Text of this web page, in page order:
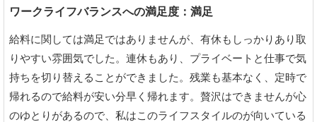
ワークライフバランスへの満足度：満足
給料に関しては満足ではありませんが、有休もしっかりあり取
りやすい雰囲気でした。連休もあり、プライベートと仕事で気
持ちを切り替えることができました。残業も基本なく、定時で
帰れるので給料が安い分早く帰れます。贅沢はできませんが心
のゆとりがあるので、私はこのライフスタイルのが向いている